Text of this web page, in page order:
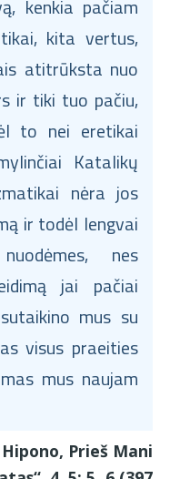
kenkia pačiam
kita vertus,
atitrūksta nuo
ir tiki tuo pačiu,
to nei eretikai
Katalikų
nėra jos
ir todėl lengvai
nes
jai pačiai
mus su
visus praeities
mus naujam
Prieš Mani